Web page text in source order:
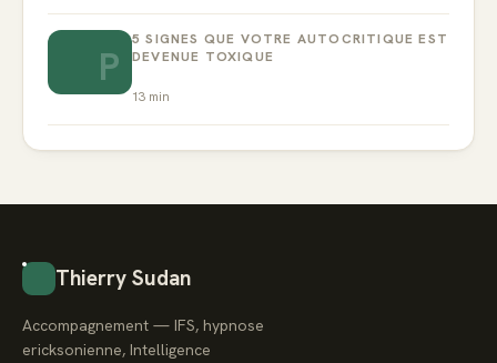
P
5 SIGNES QUE VOTRE AUTOCRITIQUE EST
DEVENUE TOXIQUE
13 min
Thierry Sudan
Accompagnement — IFS, hypnose
ericksonienne, Intelligence